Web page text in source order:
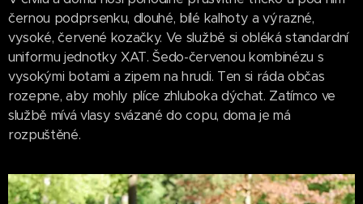
černou podprsenku, dlouhé, bílé kalhoty a výrazné,
vysoké, červené kozačky. Ve službě si obléká standardní
uniformu jednotky XAT. Šedo-červenou kombinézu s
vysokými botami a zipem na hrudi. Ten si ráda občas
rozepne, aby mohly plíce zhluboka dýchat. Zatímco ve
službě mívá vlasy svázané do copu, doma je má
rozpuštěné.